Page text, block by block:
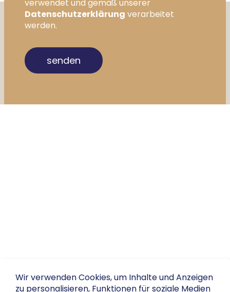
verwendet und gemäß unserer
Datenschutzerklärungverarbeitet
werden.
Wir verwenden Cookies, um Inhalte und Anzeigen